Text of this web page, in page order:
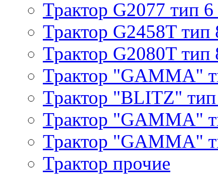
Трактор G2077 тип 6
Трактор G2458T тип
Трактор G2080T тип
Трактор "GAMMA"
Трактор "BLITZ"
Трактор "GAMMA"
Трактор "GAMMA"
Трактор прочие